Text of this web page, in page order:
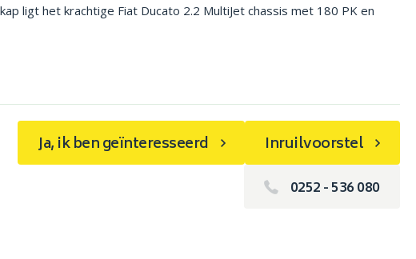
ligt het krachtige Fiat Ducato 2.2 MultiJet chassis met 180 PK en
Ja, ik ben geïnteresseerd
Inruilvoorstel
0252 - 536 080